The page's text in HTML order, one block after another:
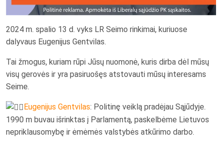
2024 m. spalio 13 d. vyks LR Seimo rinkimai, kuriuose
dalyvaus Eugenijus Gentvilas.
Tai žmogus, kuriam rūpi Jūsų nuomonė, kuris dirba dėl mūsų
visų gerovės ir yra pasiruošęs atstovauti mūsų interesams
Seime.
Eugenijus Gentvilas: Politinę veiklą pradėjau Sąjūdyje.
1990 m buvau išrinktas į Parlamentą, paskelbėme Lietuvos
nepriklausomybę ir ėmėmės valstybės atkūrimo darbo.